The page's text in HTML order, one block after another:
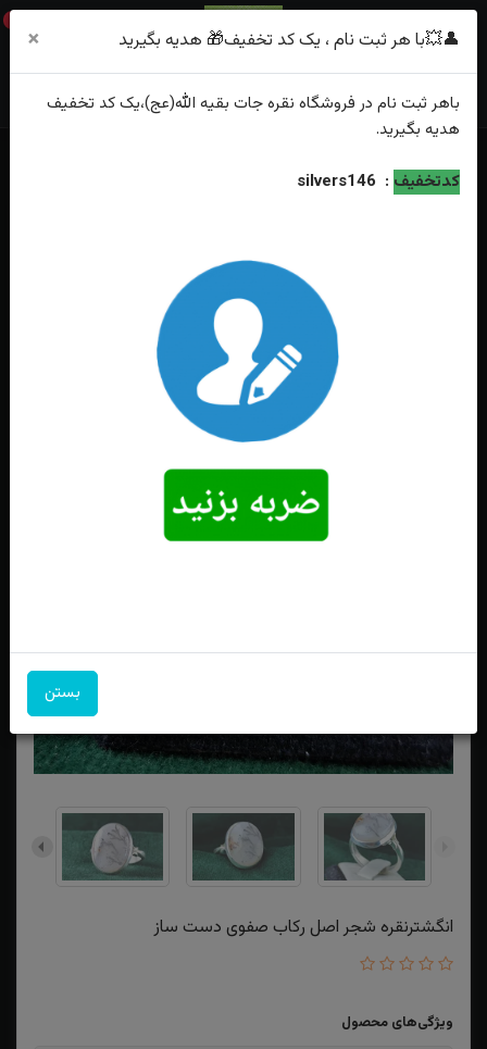
0
خانه فهرست محصولات
انگشترنقره شجر اصل رکاب صفوی دست ساز
ویژگی‌های محصول
👤💥با هر ثبت نام ، یک کد تخفیف🎁 هدیه بگیرید ×
باهر ثبت نام در فروشگاه نقره جات بقیه الله(عج)،یک کد تخفیف
هدیه بگیرید.
کدتخفیف :
silvers146
بستن